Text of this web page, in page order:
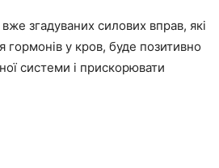
згадуваних силових вправ, які
гормонів у кров, буде позитивно
системи і прискорювати